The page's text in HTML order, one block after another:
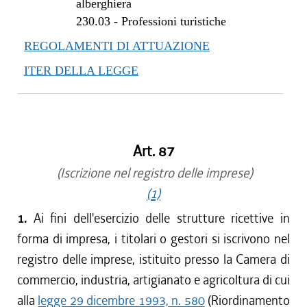
dal 11/04/2013 al 23/10/2013
dal 01/01/2013 al 10/04/2013
dal 29/12/2012 al 31/12/2012
dal 17/08/2012 al 14/11/2012
dal 28/07/2012 al 16/08/2012
dal 25/08/2011 al 31/12/2011
dal 01/01/2011 al 24/08/2011
dal 28/10/2010 al 31/12/2010
dal 13/08/2010 al 27/08/2010
dal 22/07/2010 al 12/08/2010
dal 13/05/2010 al 21/07/2010
dal 04/03/2010 al 12/05/2010
dal 01/01/2010 al 03/03/2010
alberghiera
230.03- Professioni turistiche
REGOLAMENTI DI ATTUAZIONE
ITER DELLA LEGGE
Art. 87
(Iscrizione nel registro delle imprese)
(1)
1. Ai fini dell'esercizio delle strutture ricettive in
forma di impresa, i titolari o gestori si iscrivono nel
registro delle imprese, istituito presso la Camera di
commercio, industria, artigianato e agricoltura di cui
alla legge 29 dicembre 1993, n. 580(Riordinamento